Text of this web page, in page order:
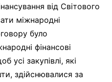
від Світового
міжнародні
було
фінансові
усі закупівлі, які
здійснювалися за